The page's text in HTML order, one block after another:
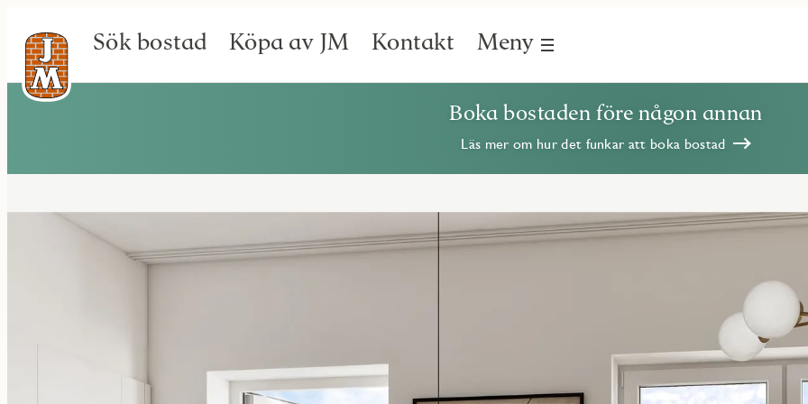
Sök bostad Köpa av JM Kontakt Meny
Boka bostaden före någon annan
Läs mer om hur det funkar att boka bostad